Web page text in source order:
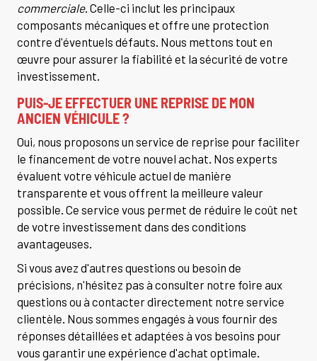
commerciale. Celle-ci inclut les principaux
composants mécaniques et offre une protection
contre d'éventuels défauts. Nous mettons tout en
œuvre pour assurer la fiabilité et la sécurité de votre
investissement.
PUIS-JE EFFECTUER UNE REPRISE DE MON
ANCIEN VÉHICULE ?
Oui, nous proposons un service de reprise pour faciliter
le financement de votre nouvel achat. Nos experts
évaluent votre véhicule actuel de manière
transparente et vous offrent la meilleure valeur
possible. Ce service vous permet de réduire le coût net
de votre investissement dans des conditions
avantageuses.
Si vous avez d'autres questions ou besoin de
précisions, n'hésitez pas à consulter notre foire aux
questions ou à contacter directement notre service
clientèle. Nous sommes engagés à vous fournir des
réponses détaillées et adaptées à vos besoins pour
vous garantir une expérience d'achat optimale.